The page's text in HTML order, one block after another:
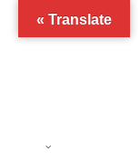
Translate »